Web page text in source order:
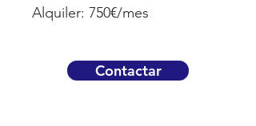
Alquiler: 750€/mes
Contactar